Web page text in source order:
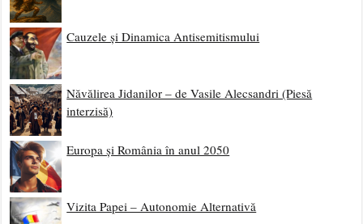
Cauzele și Dinamica Antisemitismului
Năvălirea Jidanilor – de Vasile Alecsandri (Piesă
interzisă)
Europa și România în anul 2050
Vizita Papei – Autonomie Alternativă